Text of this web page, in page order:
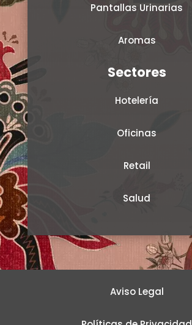
Pantallas Urinarias
Aromas
Sectores
Hotelería
Oficinas
Retail
Salud
Aviso Legal